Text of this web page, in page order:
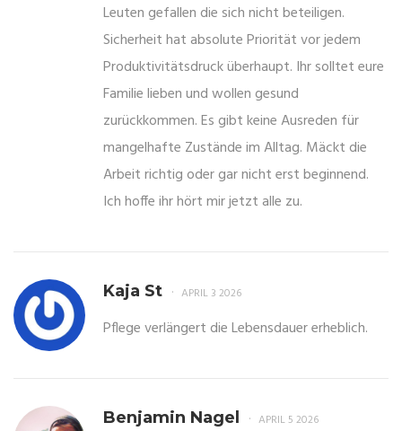
Leuten gefallen die sich nicht beteiligen.
Sicherheit hat absolute Priorität vor jedem
Produktivitätsdruck überhaupt. Ihr solltet eure
Familie lieben und wollen gesund
zurückkommen. Es gibt keine Ausreden für
mangelhafte Zustände im Alltag. Mäckt die
Arbeit richtig oder gar nicht erst beginnend.
Ich hoffe ihr hört mir jetzt alle zu.
Kaja St APRIL 3 2026
Pflege verlängert die Lebensdauer erheblich.
Benjamin Nagel APRIL 5 2026